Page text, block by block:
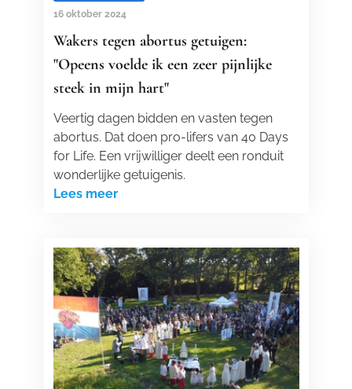
16 oktober 2024
Wakers tegen abortus getuigen:
"Opeens voelde ik een zeer pijnlijke
steek in mijn hart"
Veertig dagen bidden en vasten tegen
abortus. Dat doen pro-lifers van 40 Days
for Life. Een vrijwilliger deelt een ronduit
wonderlijke getuigenis.
Lees meer